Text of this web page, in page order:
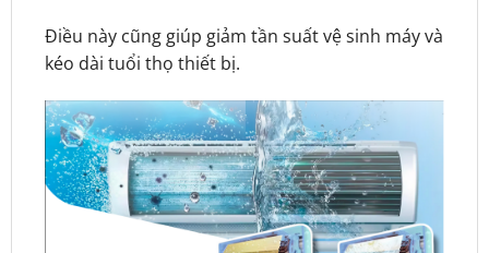
Điều này cũng giúp giảm tần suất vệ sinh máy và
kéo dài tuổi thọ thiết bị.